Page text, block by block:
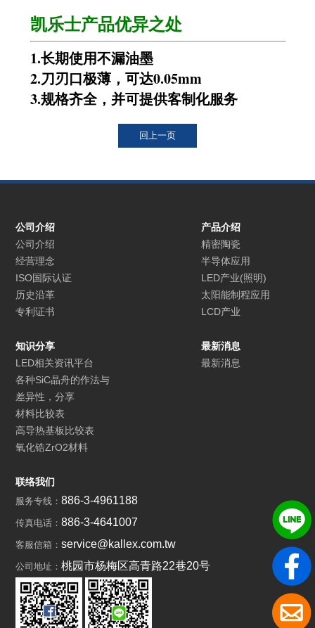
凯乐士产品优异之处
1.长期使用不漏油墨
2.刀刃口极薄，可达0.05mm
3.规格齐全，并可提供客制化服务
公司介绍
公司介绍
经营理念
ISO国际认证
历史沿革
专利证书
产品介绍
精密陶瓷
半导体应用
LED产业(照明)
太阳能制程应用
LCD产业
知识分享
LED相关资讯平台
各种SiC晶舟的作法与
差异性，分享
材料比较表
高导热基板比较表
氧化锆ZrO2材料
最新消息
最新消息
联络我们
服务专线：886-3-4961188
传真电话：886-3-4641007
客服信箱：service@kallex.com.tw
公司地址：桃园市杨梅区高青路22巷20号